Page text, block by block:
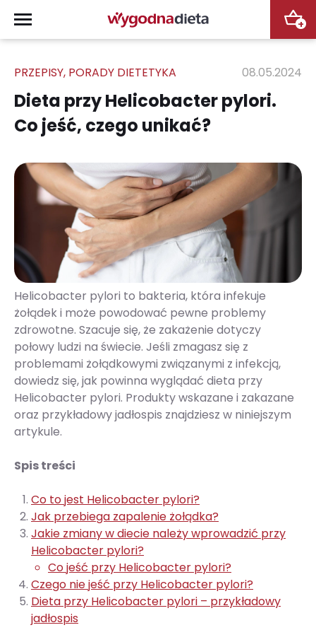
+
PRZEPISY, PORADY DIETETYKA 08.05.2024
Dieta przy Helicobacter pylori.
Co jeść, czego unikać?
Helicobacter pylori to bakteria, która infekuje
żołądek i może powodować pewne problemy
zdrowotne. Szacuje się, że zakażenie dotyczy
połowy ludzi na świecie​​. Jeśli zmagasz się z
problemami żołądkowymi związanymi z infekcją,
dowiedz się, jak powinna wyglądać dieta przy
Helicobacter pylori. Produkty wskazane i zakazane
oraz przykładowy jadłospis znajdziesz w niniejszym
artykule.
Spis treści
Co to jest Helicobacter pylori?
Jak przebiega zapalenie żołądka?
Jakie zmiany w diecie należy wprowadzić przy
Helicobacter pylori?
Co jeść przy Helicobacter pylori?
Czego nie jeść przy Helicobacter pylori?
Dieta przy Helicobacter pylori – przykładowy
jadłospis